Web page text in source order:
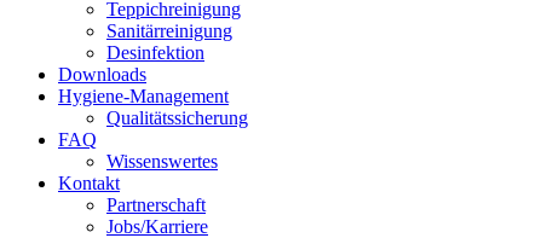
Teppichreinigung
Sanitärreinigung
Desinfektion
Downloads
Hygiene-Management
Qualitätssicherung
FAQ
Wissenswertes
Kontakt
Partnerschaft
Jobs/Karriere